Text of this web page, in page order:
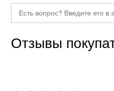
Тип товара
Отзывы